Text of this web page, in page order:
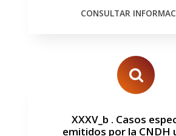
CONSULTAR
XXXV_b . Casos
emitidos por la CNDH